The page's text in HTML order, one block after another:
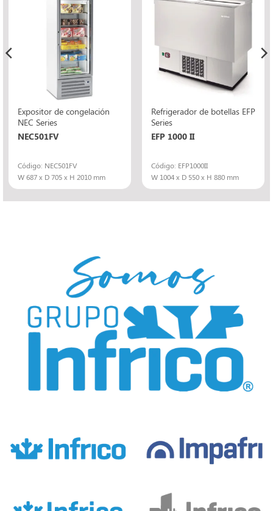
Expositor de congelación
NEC Series
NEC501FV
Código: NEC501FV
W 687 x D 705 x H 2010 mm
Refrigerador de botellas EFP
Series
EFP 1000 II
Código: EFP1000II
W 1004 x D 550 x H 880 mm